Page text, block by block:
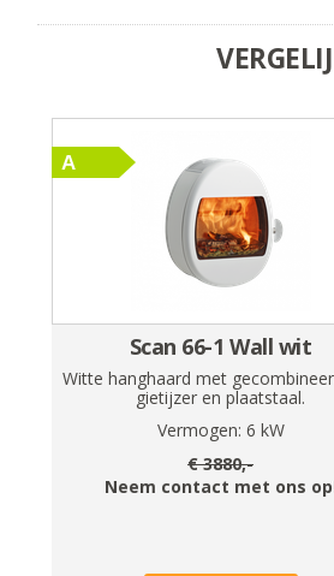
Scan 66-1 Wall wit
Witte hanghaard met
gietijzer en plaatstaal.
Vermogen: 6 kW
€3880,-
Neem contact met ons